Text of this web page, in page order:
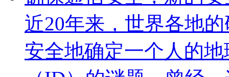
近20年来，世界各地
安全地确定一个人的